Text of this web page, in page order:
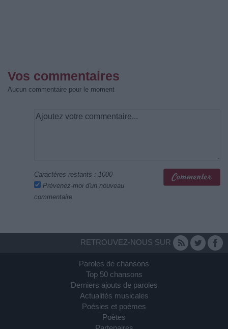
Vos commentaires
Aucun commentaire pour le moment
Caractères restants : 1000
Prévenez-moi d'un nouveau
commentaire
RETROUVEZ-NOUS SUR
Paroles de chansons
Top 50 chansons
Derniers ajouts de paroles
Actualités musicales
Poésies et poèmes
Poètes